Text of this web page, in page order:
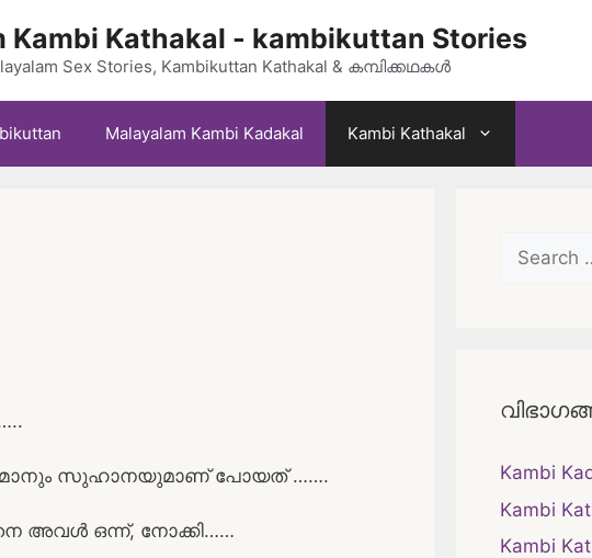
Kambi Kathakal - kambikuttan Stories
Sex Stories, Kambikuttan Kathakal & കമ്പിക്കഥകൾ
Malayalam Kambi Kadakal Kambi Kathakal
സുഹാനയുമാണ് പോയത് …….
അവൾ ഒന്ന്, നോക്കി……
Search
for:
Kambi
Kambi
Kambi